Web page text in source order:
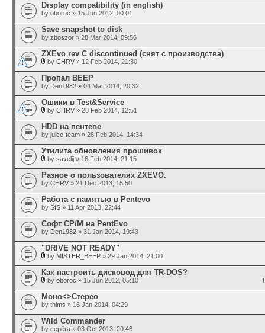
Display compatibility (in english)
by oboroc » 15 Jun 2012, 00:01
Save snapshot to disk
by zboszor » 28 Mar 2014, 09:56
ZXEvo rev C discontinued (снят с производства)
by CHRV » 12 Feb 2014, 21:30
Пропал BEEP
by Den1982 » 04 Mar 2014, 20:32
Ошики в Test&Service
by CHRV » 28 Feb 2014, 12:51
HDD на пентеве
by juice-team » 28 Feb 2014, 14:34
Утилита обновления прошивок
by savelij » 16 Feb 2014, 21:15
Разное о пользователях ZXEVO.
by CHRV » 21 Dec 2013, 15:50
Работа с памятью в Pentevo
by SfS » 11 Apr 2013, 22:44
Софт CP/M на PentEvo
by Den1982 » 31 Jan 2014, 19:43
"DRIVE NOT READY"
by MISTER_BEEP » 29 Jan 2014, 21:00
Как настроить дисковод для TR-DOS?
by oboroc » 15 Jun 2012, 05:10
Моно<>Стерео
by thims » 16 Jan 2014, 04:29
Wild Commander
by серёга » 03 Oct 2013, 20:46